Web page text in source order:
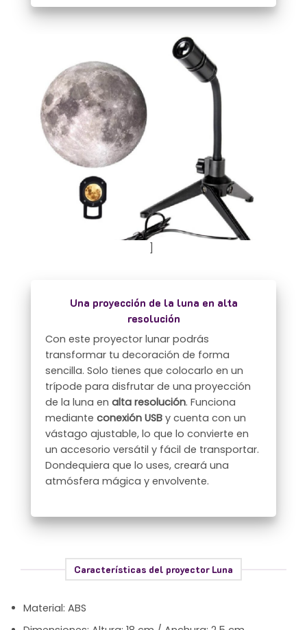
Una proyección de la luna en alta
resolución
Con este proyector lunar podrás
transformar tu decoración de forma
sencilla. Solo tienes que colocarlo en un
trípode para disfrutar de una proyección
de la luna enalta resolución. Funciona
medianteconexión USB y cuenta con un
vástago ajustable, lo que lo convierte en
un accesorio versátil y fácil de transportar.
Dondequiera que lo uses, creará una
atmósfera mágica y envolvente.
Características del proyector Luna
Material: ABS